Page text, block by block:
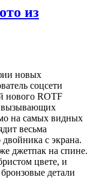
из
новых
соцсети
нового ROTF
вызывающих
на самых видных
весьма
с экрана.
джетпак на спине.
цвете, и
детали